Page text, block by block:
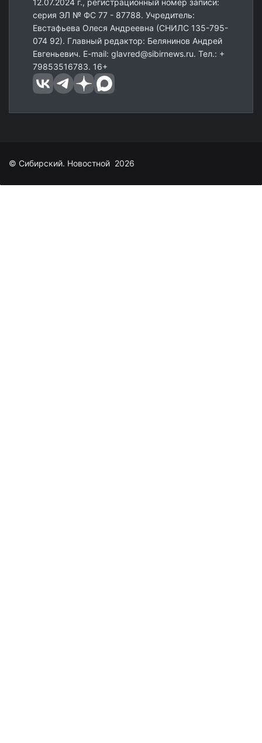
серия ЭЛ № ФС 77 - 87788. Учредитель:
Евстафьева Олеся Андреевна (СНИЛС 135-795-
074 92). Главный редактор: Белянинов Андрей
Евгеньевич. E-mail: glavred@sibirnews.ru. Тел.: +
79853516783. 16+
© Сибирский. Новостной 2026